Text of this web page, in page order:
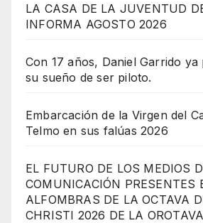
LA CASA DE LA JUVENTUD
INFORMA AGOSTO 2026
Con 17 años, Daniel Garrido
su sueño de ser piloto.
Embarcación de la Virgen del
Telmo en sus falúas 2026
EL FUTURO DE LOS MEDIOS
COMUNICACIÓN PRESENTES
ALFOMBRAS DE LA OCTAVA
CHRISTI 2026 DE LA